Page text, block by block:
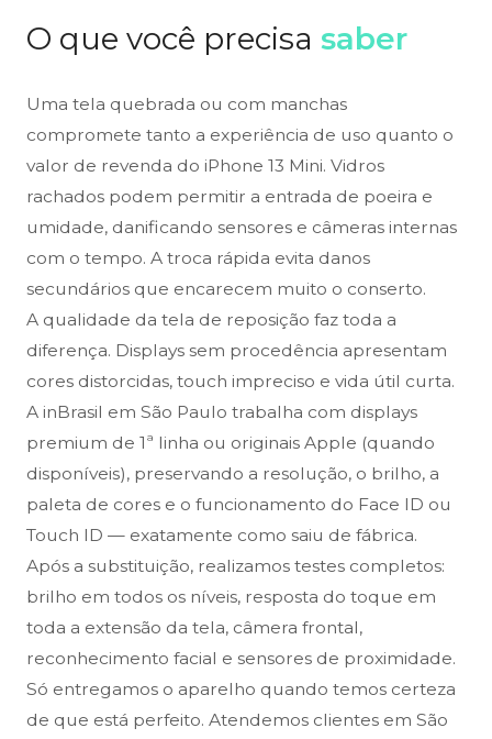
O que você precisa saber
Uma tela quebrada ou com manchas
compromete tanto a experiência de uso quanto o
valor de revenda do iPhone 13 Mini. Vidros
rachados podem permitir a entrada de poeira e
umidade, danificando sensores e câmeras internas
com o tempo. A troca rápida evita danos
secundários que encarecem muito o conserto.
A qualidade da tela de reposição faz toda a
diferença. Displays sem procedência apresentam
cores distorcidas, touch impreciso e vida útil curta.
A inBrasil em São Paulo trabalha com displays
premium de 1ª linha ou originais Apple (quando
disponíveis), preservando a resolução, o brilho, a
paleta de cores e o funcionamento do Face ID ou
Touch ID — exatamente como saiu de fábrica.
Após a substituição, realizamos testes completos:
brilho em todos os níveis, resposta do toque em
toda a extensão da tela, câmera frontal,
reconhecimento facial e sensores de proximidade.
Só entregamos o aparelho quando temos certeza
de que está perfeito. Atendemos clientes em São